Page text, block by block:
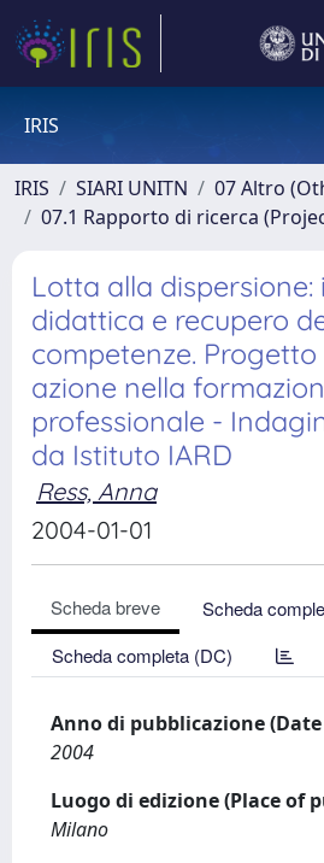
IRIS
IRIS SIARI UNITN
07 Altro
07.1 Rapporto di ricerca
Lotta alla dispersione:
didattica e recupero
competenze.
azione nella
professionale -
da Istituto IARD
Ress, Anna
2004-01-01
Scheda breve
Scheda
Scheda completa (DC)
Anno di pubblicazione
2004
Luogo di edizione (Place of
Milano